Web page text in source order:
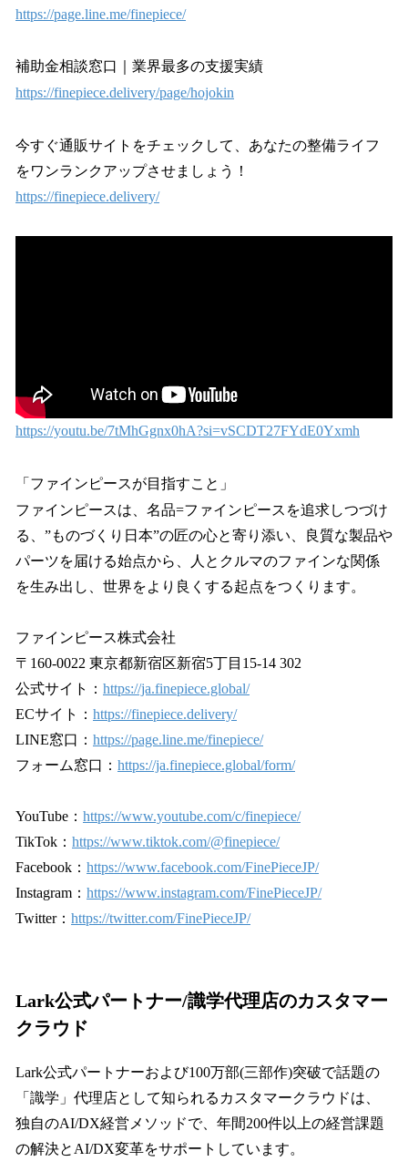
https://page.line.me/finepiece/
補助金相談窓口｜業界最多の支援実績
https://finepiece.delivery/page/hojokin
今すぐ通販サイトをチェックして、あなたの整備ライフ
をワンランクアップさせましょう！
https://finepiece.delivery/
https://youtu.be/7tMhGgnx0hA?si=vSCDT27FYdE0Yxmh
「ファインピースが目指すこと」
ファインピースは、名品=ファインピースを追求しつづけ
る、”ものづくり日本”の匠の心と寄り添い、良質な製品や
パーツを届ける始点から、人とクルマのファインな関係
を生み出し、世界をより良くする起点をつくります。
ファインピース株式会社
〒160-0022 東京都新宿区新宿5丁目15-14 302
公式サイト： https://ja.finepiece.global/
ECサイト： https://finepiece.delivery/
LINE窓口： https://page.line.me/finepiece/
フォーム窓口： https://ja.finepiece.global/form/
YouTube： https://www.youtube.com/c/finepiece/
TikTok： https://www.tiktok.com/@finepiece/
Facebook： https://www.facebook.com/FinePieceJP/
Instagram： https://www.instagram.com/FinePieceJP/
Twitter： https://twitter.com/FinePieceJP/
Lark公式パートナー/識学代理店のカスタマー
クラウド
Lark公式パートナーおよび100万部(三部作)突破で話題の
「識学」代理店として知られるカスタマークラウドは、
独自のAI/DX経営メソッドで、年間200件以上の経営課題
の解決とAI/DX変革をサポートしています。